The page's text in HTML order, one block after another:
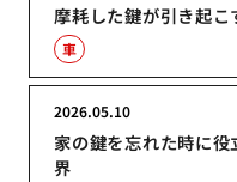
摩耗した鍵が引き起こ
車
家の鍵を忘れた時に
界
2026.05.10